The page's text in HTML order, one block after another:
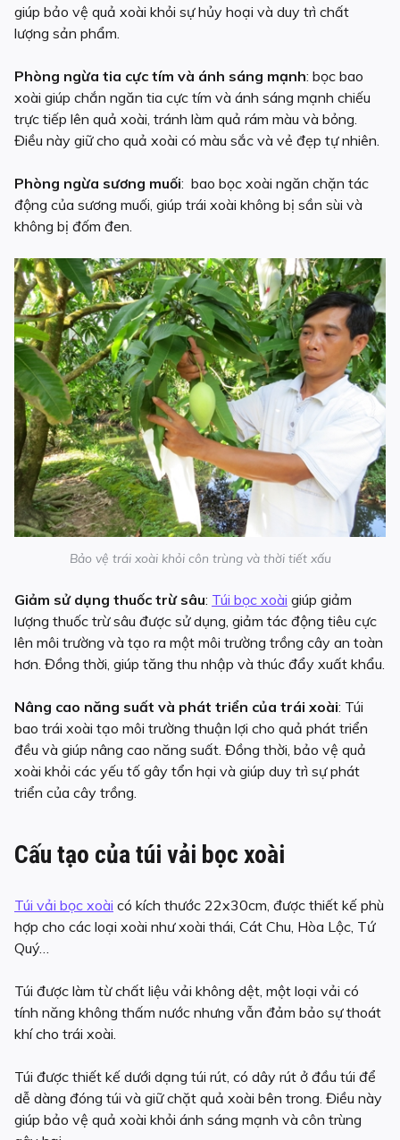
giúp bảo vệ quả xoài khỏi sự hủy hoại và duy trì chất
lượng sản phẩm.
Phòng ngừa tia cực tím và ánh sáng mạnh: bọc bao
xoài giúp chắn ngăn tia cực tím và ánh sáng mạnh chiếu
trực tiếp lên quả xoài, tránh làm quả rám màu và bỏng.
Điều này giữ cho quả xoài có màu sắc và vẻ đẹp tự nhiên.
Phòng ngừa sương muối: bao bọc xoài ngăn chặn tác
động của sương muối, giúp trái xoài không bị sần sùi và
không bị đốm đen.
Bảo vệ trái xoài khỏi côn trùng và thời tiết xấu
Giảm sử dụng thuốc trừ sâu: Túi bọc xoài giúp giảm
lượng thuốc trừ sâu được sử dụng, giảm tác động tiêu cực
lên môi trường và tạo ra một môi trường trồng cây an toàn
hơn. Đồng thời, giúp tăng thu nhập và thúc đẩy xuất khẩu.
Nâng cao năng suất và phát triển của trái xoài: Túi
bao trái xoài tạo môi trường thuận lợi cho quả phát triển
đều và giúp nâng cao năng suất. Đồng thời, bảo vệ quả
xoài khỏi các yếu tố gây tổn hại và giúp duy trì sự phát
triển của cây trồng.
Cấu tạo của túi vải bọc xoài
Túi vải bọc xoài có kích thước 22x30cm, được thiết kế phù
hợp cho các loại xoài như xoài thái, Cát Chu, Hòa Lộc, Tứ
Quý…
Túi được làm từ chất liệu vải không dệt, một loại vải có
tính năng không thấm nước nhưng vẫn đảm bảo sự thoát
khí cho trái xoài.
Túi được thiết kế dưới dạng túi rút, có dây rút ở đầu túi để
dễ dàng đóng túi và giữ chặt quả xoài bên trong. Điều này
giúp bảo vệ quả xoài khỏi ánh sáng mạnh và côn trùng